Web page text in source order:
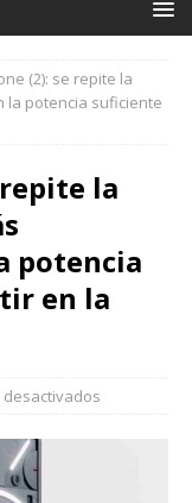
(2): se repite la
la potencia suficiente
la
potencia
en la